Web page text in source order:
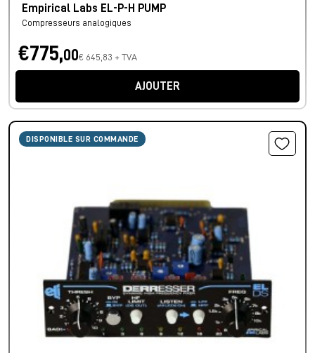
Empirical Labs EL-P-H PUMP
Compresseurs analogiques
€775,00€ 645,83 + TVA
AJOUTER
DISPONIBLE SUR COMMANDE